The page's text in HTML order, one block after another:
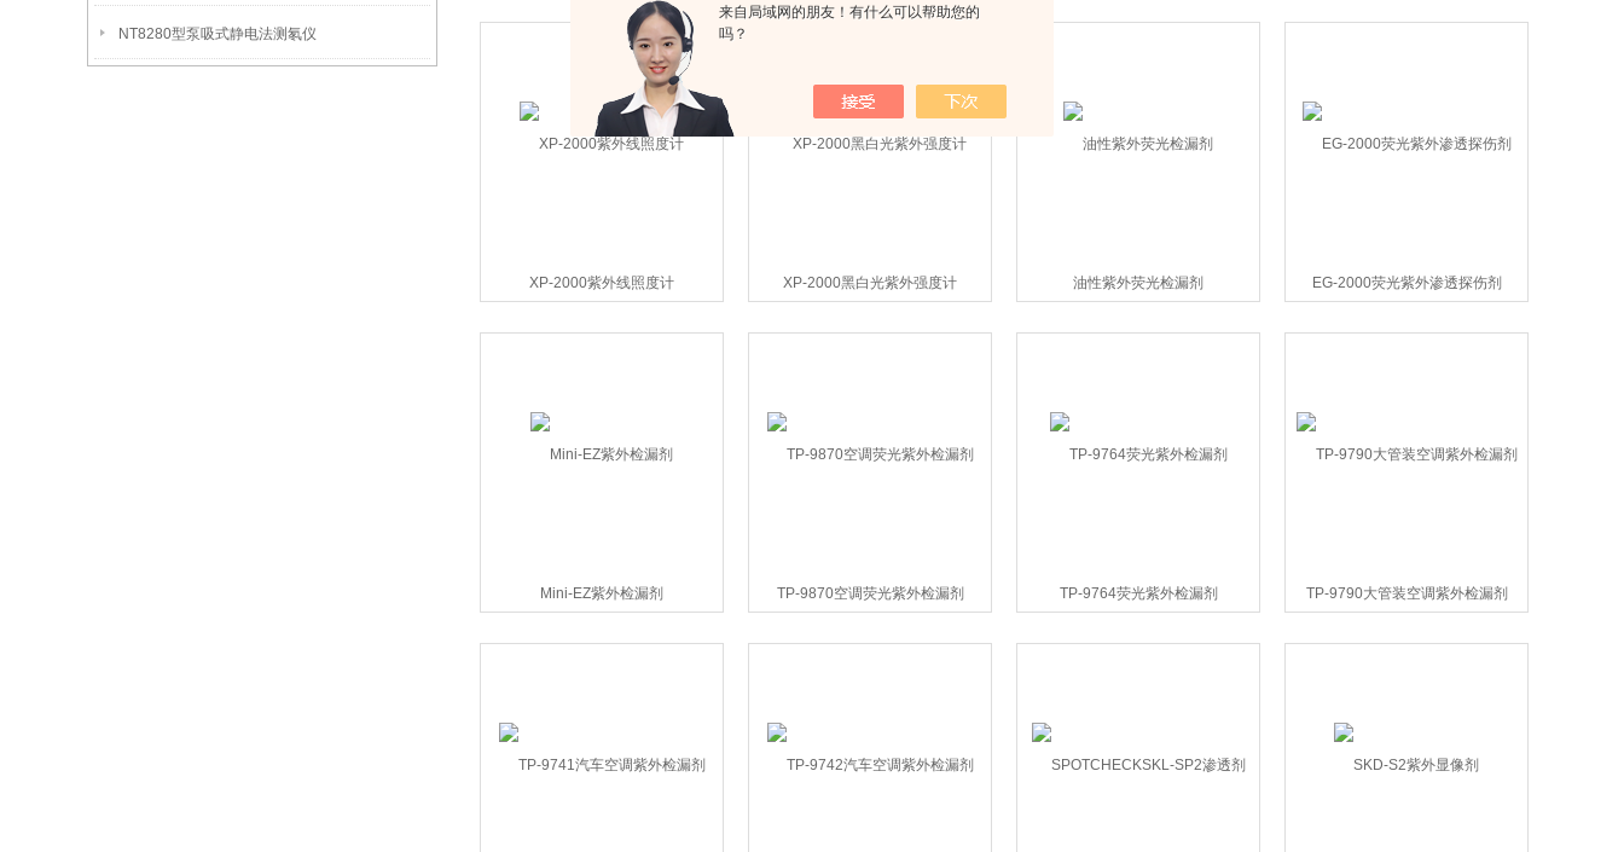
来自局域网的朋友！有什么可以帮助您的
吗？
NT8280型泵吸式静电法测氡仪
XP-2000紫外线照度计 XP-2000黑白光紫外强度计 油性紫外荧光检漏剂 EG-2000荧光紫外渗透探伤剂
Mini-EZ紫外检漏剂 TP-9870空调荧光紫外检漏剂 TP-9764荧光紫外检漏剂 TP-9790大管装空调紫外检漏剂